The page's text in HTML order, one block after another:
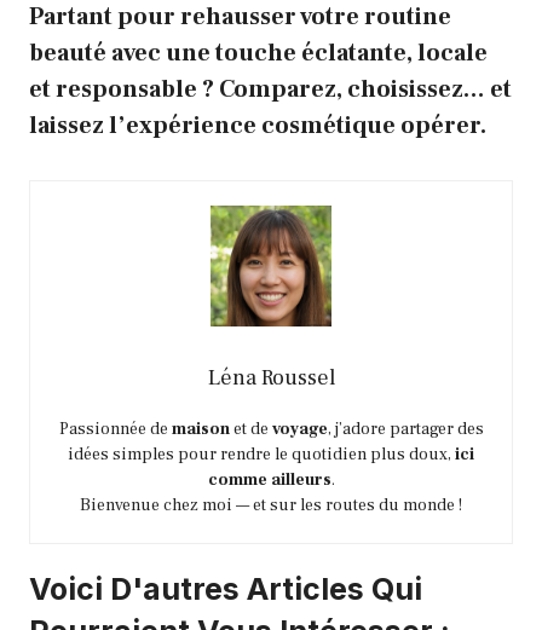
Partant pour rehausser votre routine
beauté avec une touche éclatante, locale
et responsable ? Comparez, choisissez… et
laissez l’expérience cosmétique opérer.
Léna Roussel
Passionnée de maisonet de voyage, j’adore partager des
idées simples pour rendre le quotidien plus doux, ici
comme ailleurs.
Bienvenue chez moi — et sur les routes du monde !
Voici D'autres Articles Qui